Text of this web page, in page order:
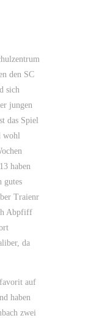
den SC
sich
jungen
das Spiel
wohl
haben
gutes
Traienr
Abpfiff
da
auf
haben
zwei